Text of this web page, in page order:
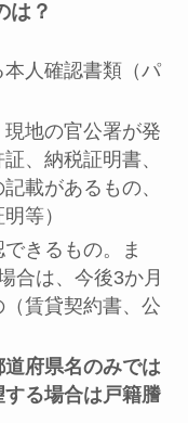
は？
人確認書類（パ
地の官公署が発
、納税証明書、
載があるもの、
等）
きるもの。ま
合は、今後3か月
賃貸契約書、公
府県名のみでは
る場合は戸籍謄